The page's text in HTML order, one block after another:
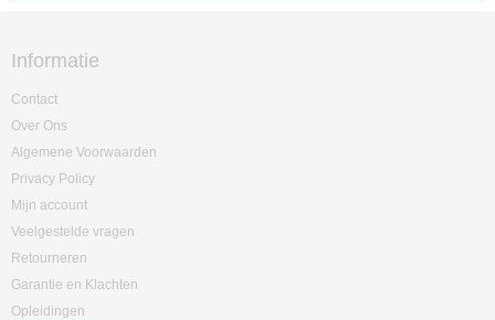
Informatie
Contact
Over Ons
Algemene Voorwaarden
Privacy Policy
Mijn account
Veelgestelde vragen
Retourneren
Garantie en Klachten
Opleidingen